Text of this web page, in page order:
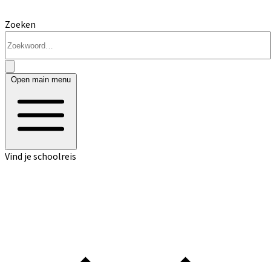
Zoeken
Open main menu
Vind je schoolreis